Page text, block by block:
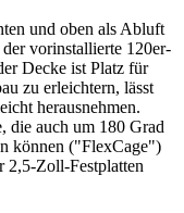
und oben als Abluft
vorinstallierte 120er-
Decke ist Platz für
zu erleichtern, lässt
herausnehmen.
die auch um 180 Grad
können ("FlexCage")
2,5-Zoll-Festplatten